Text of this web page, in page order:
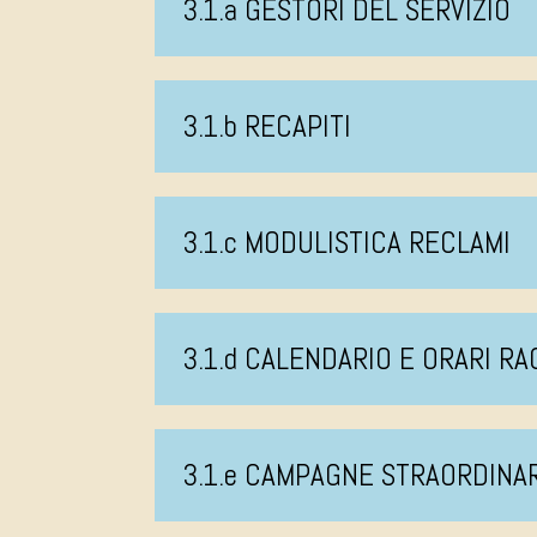
3.1.a GESTORI DEL SERVIZIO
3.1.b RECAPITI
3.1.c MODULISTICA RECLAMI
3.1.d CALENDARIO E ORARI
3.1.e CAMPAGNE